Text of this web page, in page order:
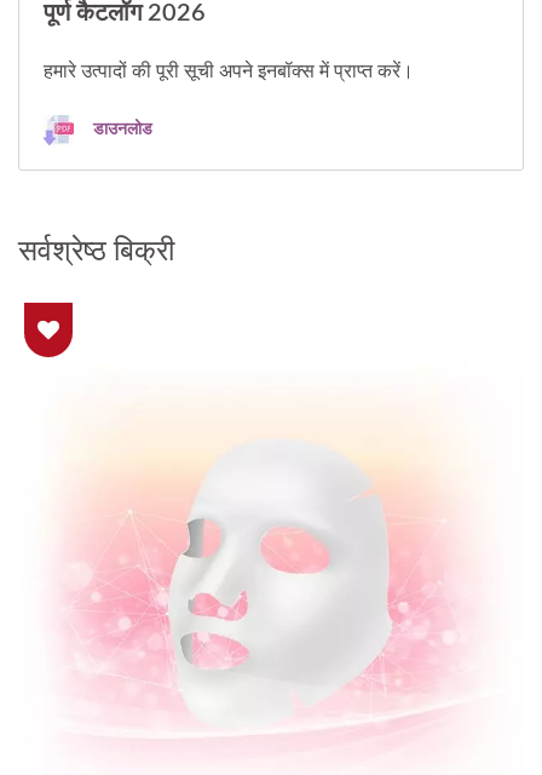
पूर्ण कैटलॉग 2026
हमारे उत्पादों की पूरी सूची अपने इनबॉक्स में प्राप्त करें।
डाउनलोड
सर्वश्रेष्ठ बिक्री